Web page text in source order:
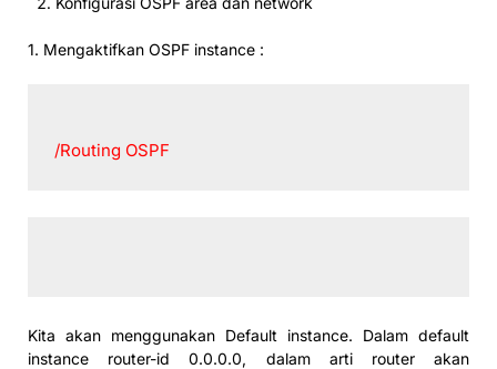
1. Mengaktifkan OSPF instance :
/Routing OSPF
Kita akan menggunakan Default instance. Dalam default
instance router-id 0.0.0.0, dalam arti router akan